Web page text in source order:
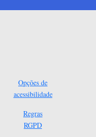
Opções de
acessibilidade
Regras
RGPD